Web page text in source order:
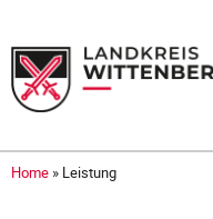
Home » Leistung